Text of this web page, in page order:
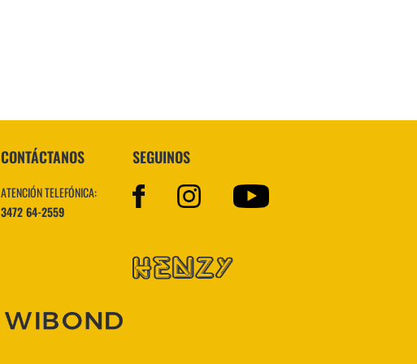
CONTÁCTANOS
ATENCIÓN TELEFÓNICA:
3472 64-2559
SEGUINOS